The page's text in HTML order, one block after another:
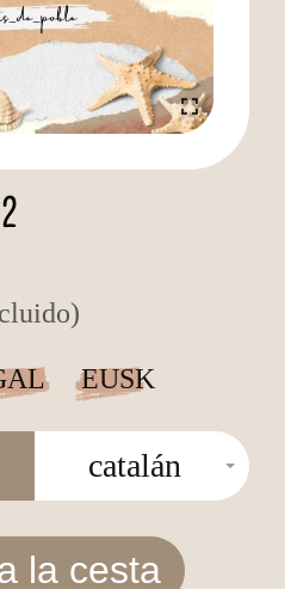
EUSK
catalán
la cesta